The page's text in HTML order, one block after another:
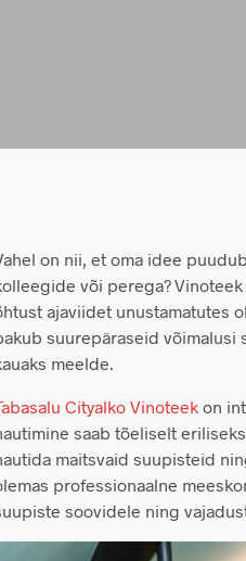
on nii, et oma idee
või perega?
ajaviidet unustamatutes
suurepäraseid võimalusi
meelde.
Cityalko Vinoteek on
saab tõeliselt
maitsvaid suupisteid
professionaalne
soovidele ning